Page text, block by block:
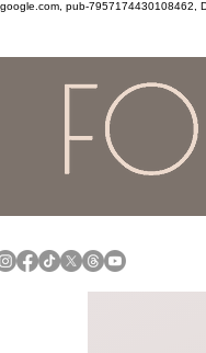
google.com, pub-7957174430108462,